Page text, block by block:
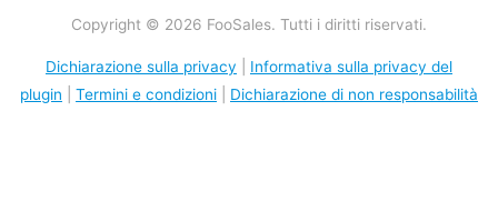
Copyright © 2026 FooSales. Tutti i diritti riservati.
Dichiarazione sulla privacy
Informativa sulla privacy del
plugin
Termini e condizioni Dichiarazione di non responsabilità